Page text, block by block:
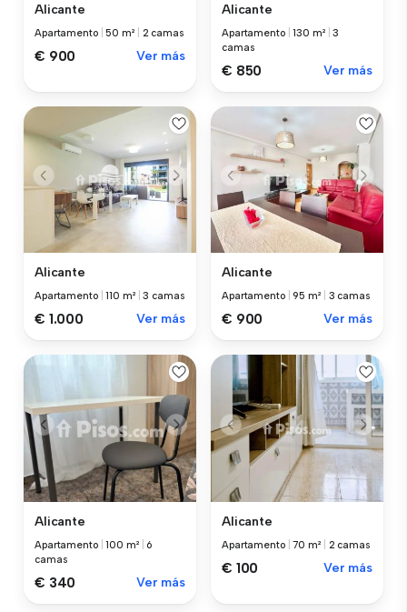
Alicante
Apartamento |50 m² 2 camas
€ 900 Ver más
Alicante
Apartamento |130 m² |3
camas
€ 850 Ver más
Alicante
Apartamento |110 m² |3 camas
€ 1.000 Ver más
Alicante
Apartamento |95 m² 3 camas
€ 900 Ver más
Alicante
Apartamento |100 m²
6
camas
€ 340 Ver más
Alicante
Apartamento |70 m² 2 camas
€ 100 Ver más